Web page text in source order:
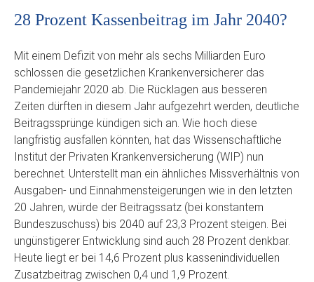
28 Prozent Kassenbeitrag im Jahr 2040?
Mit einem Defizit von mehr als sechs Milliarden Euro
schlossen die gesetzlichen Krankenversicherer das
Pandemiejahr 2020 ab. Die Rücklagen aus besseren
Zeiten dürften in diesem Jahr aufgezehrt werden, deutliche
Beitragssprünge kündigen sich an. Wie hoch diese
langfristig ausfallen könnten, hat das Wissenschaftliche
Institut der Privaten Krankenversicherung (WIP) nun
berechnet. Unterstellt man ein ähnliches Missverhältnis von
Ausgaben- und Einnahmensteigerungen wie in den letzten
20 Jahren, würde der Beitragssatz (bei konstantem
Bundeszuschuss) bis 2040 auf 23,3 Prozent steigen. Bei
ungünstigerer Entwicklung sind auch 28 Prozent denkbar.
Heute liegt er bei 14,6 Prozent plus kassenindividuellen
Zusatzbeitrag zwischen 0,4 und 1,9 Prozent.